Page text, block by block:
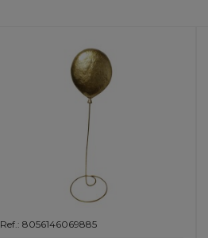
Ref.: 8056146069885